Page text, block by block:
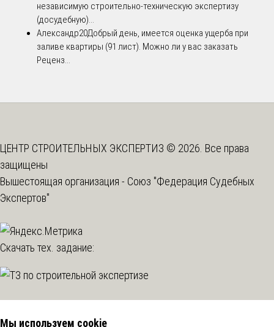
независимую строительно-техническую экспертизу
(досудебную)...
Александр20Добрый день, имеется оценка ущерба при
заливе квартиры (91 лист). Можно ли у вас заказать
Реценз...
ЦЕНТР СТРОИТЕЛЬНЫХ ЭКСПЕРТИЗ © 2026. Все права
защищены
Вышестоящая организация - Союз "Федерация Судебных
Экспертов"
Скачать тех. задание:
Мы используем cookie